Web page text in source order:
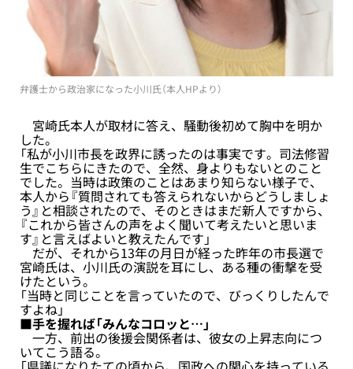
弁護士から政治家になった小川氏（本人HPより）
宮崎氏本人が取材に答え、騒動後初めて胸中を明か
した。
「私が小川市長を政界に誘ったのは事実です。司法修習
生でこちらにきたので、全然、身よりもないとのこと
でした。当時は政策のことはあまり知らない様子で、
本人から『質問されても答えられないからどうしましょ
う』と相談されたので、そのときはまだ新人ですから、
『これから皆さんの声をよく聞いて考えたいと思いま
す』と言えばよいと教えたんです」
だが、それから13年の月日が経った昨年の市長選で
宮崎氏は、小川氏の演説を耳にし、ある種の衝撃を受
けたという。
「当時と同じことを言っていたので、びっくりしたんで
すよね」
■手を握れば「みんなコロッと…」
一方、前出の後援会関係者は、彼女の上昇志向につ
いてこう語る。